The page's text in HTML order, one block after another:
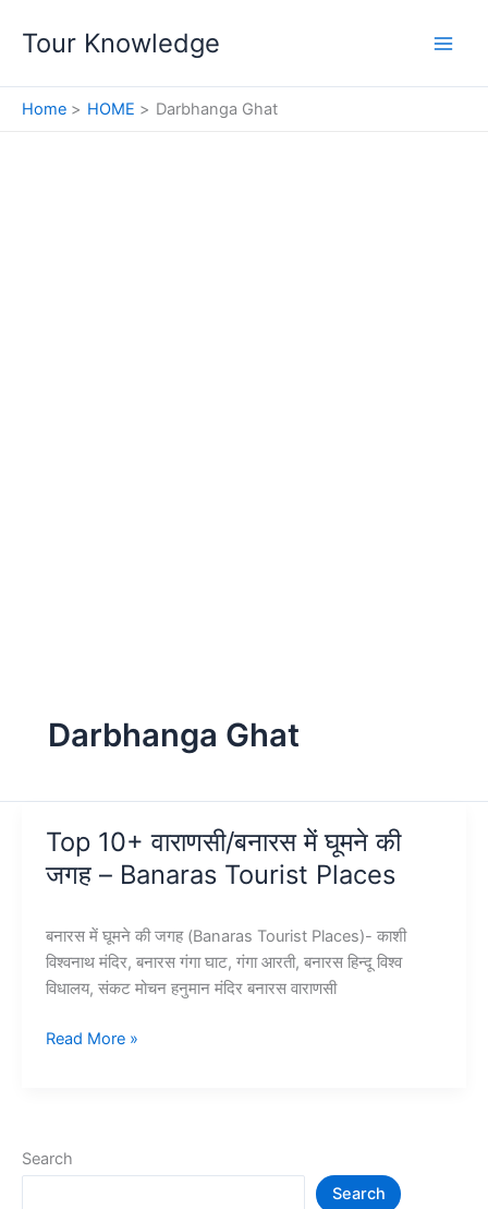
Tour Knowledge
Home HOME Darbhanga Ghat
Darbhanga Ghat
Top 10+ वाराणसी/बनारस में घूमने की
जगह – Banaras Tourist Places
बनारस में घूमने की जगह (Banaras Tourist Places)- काशी
विश्वनाथ मंदिर, बनारस गंगा घाट, गंगा आरती, बनारस हिन्दू विश्व
विधालय, संकट मोचन हनुमान मंदिर बनारस वाराणसी
Top
घूमने
Read More »
Search
Search